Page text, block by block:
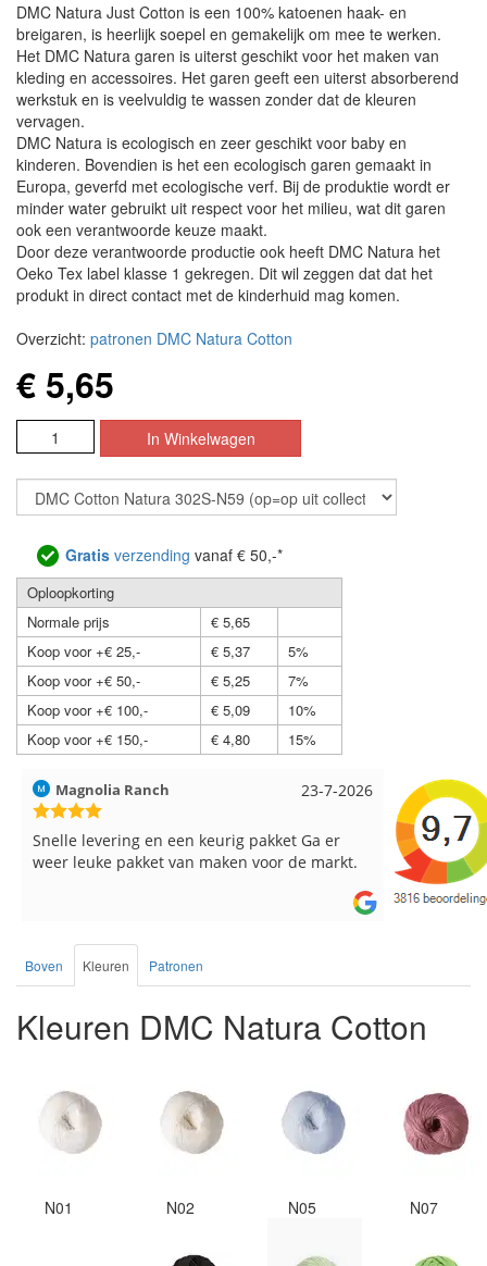
DMC Natura Just Cotton is een 100% katoenen haak- en
breigaren, is heerlijk soepel en gemakelijk om mee te werken.
Het DMC Natura garen is uiterst geschikt voor het maken van
kleding en accessoires. Het garen geeft een uiterst absorberend
werkstuk en is veelvuldig te wassen zonder dat de kleuren
vervagen.
DMC Natura is ecologisch en zeer geschikt voor baby en
kinderen. Bovendien is het een ecologisch garen gemaakt in
Europa, geverfd met ecologische verf. Bij de produktie wordt er
minder water gebruikt uit respect voor het milieu, wat dit garen
ook een verantwoorde keuze maakt.
Door deze verantwoorde productie ook heeft DMC Natura het
Oeko Tex label klasse 1 gekregen. Dit wil zeggen dat dat het
produkt in direct contact met de kinderhuid mag komen.
Overzicht: patronen DMC Natura Cotton
€ 5,65
Gratis verzending vanaf € 50,-*
Oploopkorting
Normale prijs
€ 5,65
Koop voor +€ 25,-
€ 5,37
5%
Koop voor +€ 50,-
€ 5,25
7%
Koop voor +€ 100,-
€ 5,09
10%
Koop voor +€ 150,-
€ 4,80 15%
23-7-2026
Magnolia Ranch
Snelle levering en een keurig pakket Ga er
weer leuke pakket van maken voor de markt.
Hilde uit
Reeds
de service.
Boven Kleuren Patronen
Kleuren DMC Natura Cotton
N01 N02 N05 N07